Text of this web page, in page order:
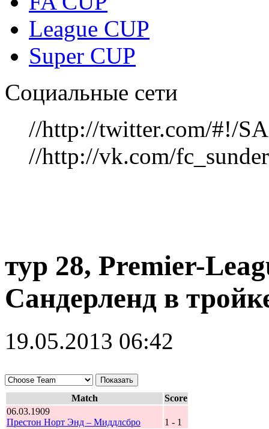
League CUP
Super CUP
Социальные сети
//http://twitter.com/#!/
//http://vk.com/
тур 28, Рremier-
Сандерленд в
19.05.2013 06:42
Match
Score
06.03.1909
Престон Норт Энд – Миддлсбро
1 - 1